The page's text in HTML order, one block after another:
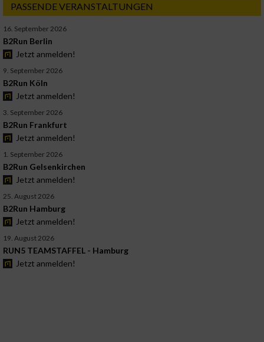
PASSENDE VERANSTALTUNGEN
16. September 2026
B2Run Berlin
Jetzt anmelden!
9. September 2026
B2Run Köln
Jetzt anmelden!
3. September 2026
B2Run Frankfurt
Jetzt anmelden!
1. September 2026
B2Run Gelsenkirchen
Jetzt anmelden!
25. August 2026
B2Run Hamburg
Jetzt anmelden!
19. August 2026
RUN5 TEAMSTAFFEL - Hamburg
Jetzt anmelden!